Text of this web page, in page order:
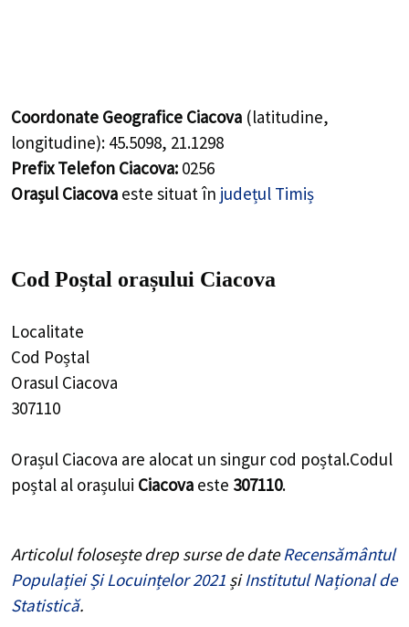
Coordonate Geografice Ciacova (latitudine,
longitudine): 45.5098, 21.1298
Prefix Telefon Ciacova: 0256
Orașul Ciacova este situat în județul Timiș
Cod Poștal orașului Ciacova
Localitate
Cod Poștal
Orasul Ciacova
307110
Orașul Ciacova are alocat un singur cod poștal.Codul
poștal al orașului Ciacova este 307110.
Articolul folosește drep surse de dateRecensământul
Populației Și Locuințelor 2021 șiInstitutul Național de
Statistică.